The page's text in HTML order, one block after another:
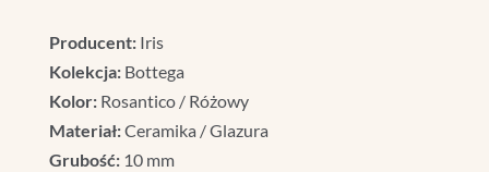
Producent:Iris
Kolekcja:Bottega
Kolor:Rosantico / Różowy
Materiał:Ceramika / Glazura
Grubość:10 mm